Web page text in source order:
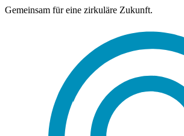
Gemeinsam für eine zirkuläre Zukunft.